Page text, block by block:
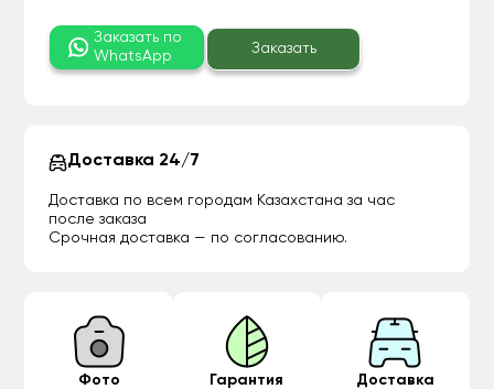
Заказать по
WhatsApp
Заказать
Доставка 24/7
Доставка по всем городам Казахстана за час
после заказа
Срочная доставка — по согласованию.
Фото
Гарантия
Доставка